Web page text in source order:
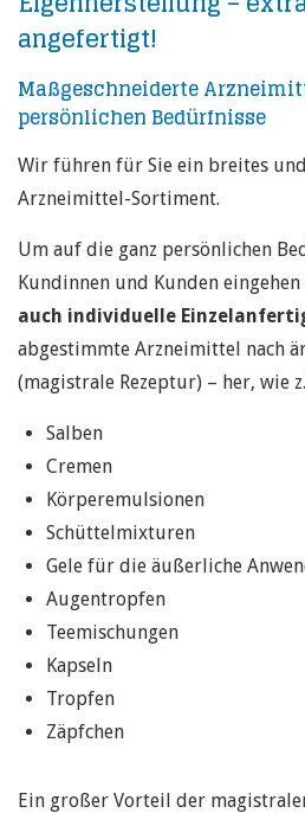
angefertigt!
Maßgeschneiderte
persönlichen Bedürfnisse
Wir führen für Sie ein breites
Arzneimittel-Sortiment.
Um auf die ganz persönlichen
Kundinnen und Kunden eingehen
auch individuelle
abgestimmte Arzneimittel nach
(magistrale Rezeptur) – her, wie
Salben
Cremen
Körperemulsionen
Schüttelmixturen
Gele für die äußerliche
Augentropfen
Teemischungen
Kapseln
Tropfen
Zäpfchen
Ein großer Vorteil der